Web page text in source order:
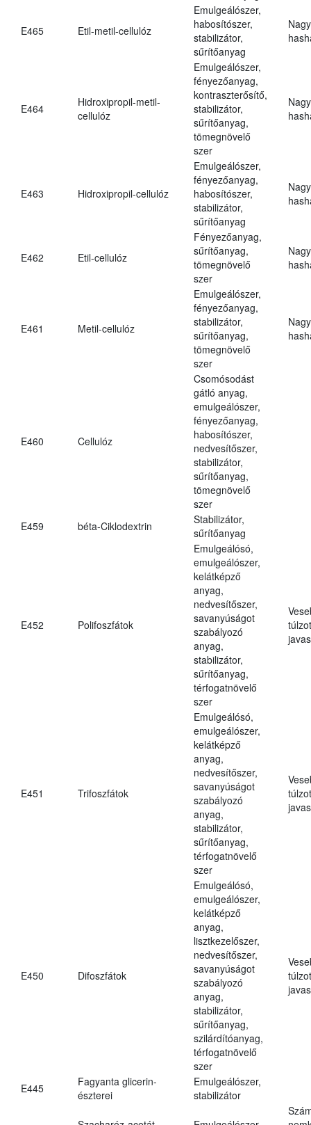
E465 Etil-metil-cellulóz
Emulgeálószer,
habosítószer,
stabilizátor,
sűrítőanyag
E464
Hidroxipropil-metil-
cellulóz
Emulgeálószer,
fényezőanyag,
kontraszterősítő,
stabilizátor,
sűrítőanyag,
tömegnövelő
szer
E463 Hidroxipropil-cellulóz
Emulgeálószer,
fényezőanyag,
habosítószer,
stabilizátor,
sűrítőanyag
E462 Etil-cellulóz
Fényezőanyag,
sűrítőanyag,
tömegnövelő
szer
E461 Metil-cellulóz
Emulgeálószer,
fényezőanyag,
stabilizátor,
sűrítőanyag,
tömegnövelő
szer
E460 Cellulóz
Csomósodást
gátló anyag,
emulgeálószer,
fényezőanyag,
habosítószer,
nedvesítőszer,
stabilizátor,
sűrítőanyag,
tömegnövelő
szer
E459
béta-Ciklodextrin
Stabilizátor,
sűrítőanyag
E452 Polifoszfátok
Emulgeálósó,
emulgeálószer,
kelátképző
anyag,
nedvesítőszer,
savanyúságot
szabályozó
anyag,
stabilizátor,
sűrítőanyag,
térfogatnövelő
szer
E451 Trifoszfátok
Emulgeálósó,
emulgeálószer,
kelátképző
anyag,
nedvesítőszer,
savanyúságot
szabályozó
anyag,
stabilizátor,
sűrítőanyag,
térfogatnövelő
szer
E450 Difoszfátok
Emulgeálósó,
emulgeálószer,
kelátképző
anyag,
lisztkezelőszer,
nedvesítőszer,
savanyúságot
szabályozó
anyag,
stabilizátor,
sűrítőanyag,
szilárdítóanyag,
térfogatnövelő
szer
E445
Fagyanta glicerin-
észterei
Emulgeálószer,
stabilizátor